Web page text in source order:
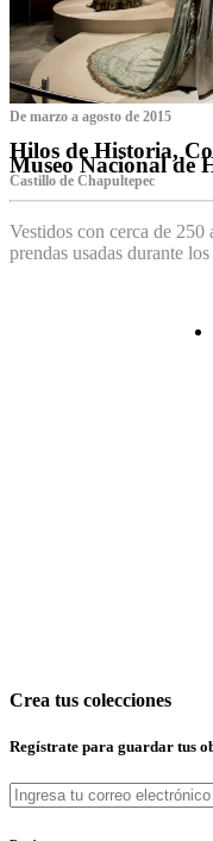
De marzo a agosto de 2015
Hilos de Historia,
Museo Nacional de
Castillo de Chapultepec
Vestidos con cerca de 250
prendas usadas durante
Crea tus colecciones
Regístrate para guardar tus